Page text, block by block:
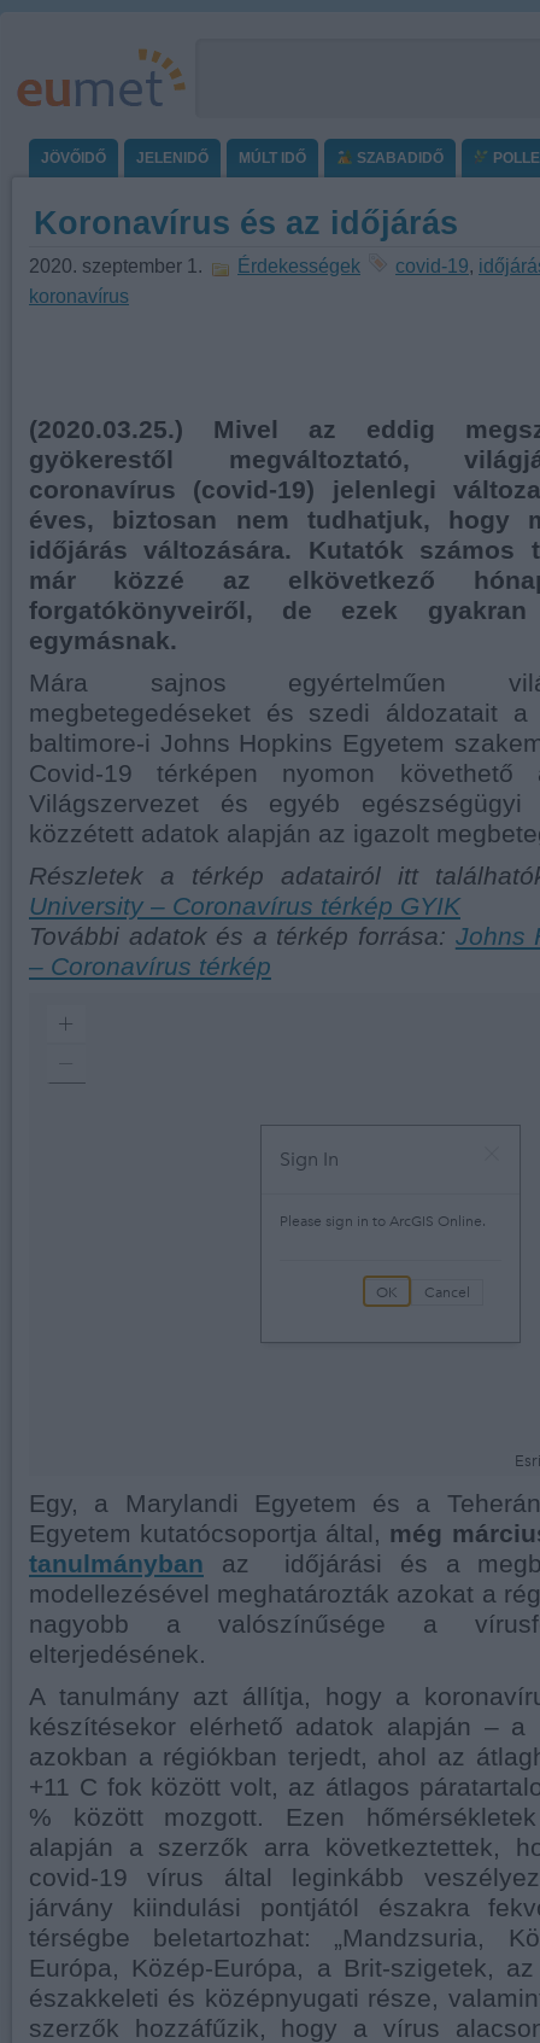
JÖVŐIDŐ JELENIDŐ MÚLT IDŐ SZABADIDŐ
Koronavírus és az időjárás
2020. szeptember 1. Érdekességek covid-19,
koronavírus
(2020.03.25.) Mivel az eddig
gyökerestől megváltoztató,
coronavírus (covid-19) jelenlegi
éves, biztosan nem tudhatjuk, hogy
időjárás változására. Kutatók számos
már közzé az elkövetkező
forgatókönyveiről, de ezek gyakran
egymásnak.
Mára sajnos egyértelműen
megbetegedéseket és szedi áldozatait
baltimore-i Johns Hopkins Egyetem
Covid-19 térképen nyomon követhető
Világszervezet és egyéb egészségügyi
közzétett adatok alapján az igazolt
Részletek a térkép adatairól itt
University – Coronavírus térkép GYIK
További adatok és a térkép forrása: Johns
– Coronavírus térkép
Egy, a Marylandi Egyetem és a
Egyetem kutatócsoportja által, még
tanulmányban
az időjárási és a
modellezésével meghatározták azokat a
nagyobb a valószínűsége a
elterjedésének.
A tanulmány azt állítja, hogy a
készítésekor elérhető adatok alapján – a
azokban a régiókban terjedt, ahol az
+11 C fok között volt, az átlagos
% között mozgott. Ezen
alapján a szerzők arra következtettek,
covid-19 vírus által leginkább
járvány kiindulási pontjától északra
térségbe beletartozhat: „Mandzsuria,
Európa, Közép-Európa, a Brit-szigetek,
északkeleti és középnyugati része,
szerzők hozzáfűzik, hogy a vírus